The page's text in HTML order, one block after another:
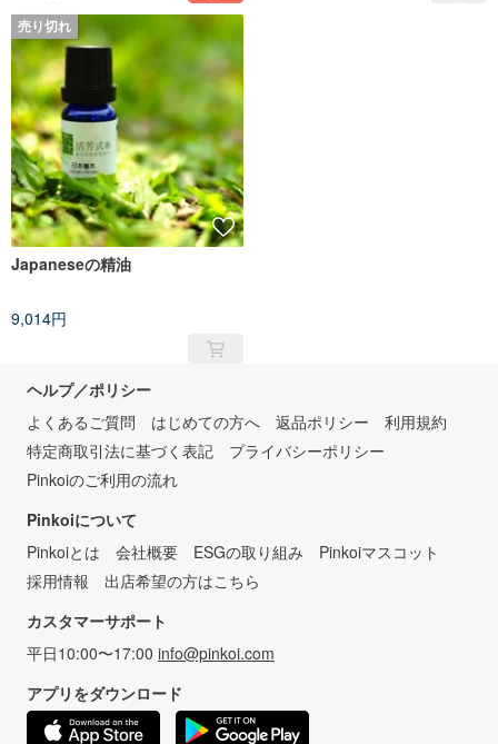
売り切れ
Japaneseの精油
9,014円
ヘルプ／ポリシー
よくあるご質問
はじめての方へ 返品ポリシー
利用規約
特定商取引法に基づく表記
プライバシーポリシー
Pinkoiのご利用の流れ
Pinkoiについて
Pinkoiとは
会社概要 ESGの取り組み
Pinkoiマスコット
採用情報
出店希望の方はこちら
カスタマーサポート
平日10:00〜17:00 info@pinkoi.com
アプリをダウンロード